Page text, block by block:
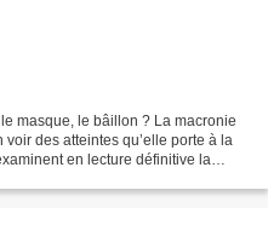
masque, le bâillon ? La macronie
des atteintes qu’elle porte à la
en lecture définitive la